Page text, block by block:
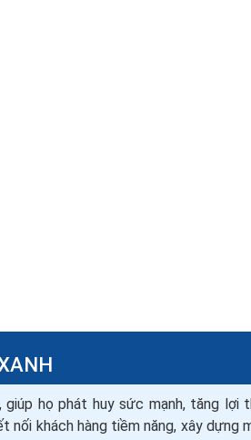
họ phát huy sức mạnh, tăng lợi
khách hàng tiềm năng, xây dựng